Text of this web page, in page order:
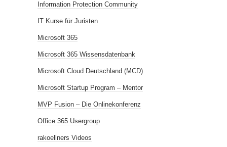
Information Protection Community
IT Kurse für Juristen
Microsoft 365
Microsoft 365 Wissensdatenbank
Microsoft Cloud Deutschland (MCD)
Microsoft Startup Program – Mentor
MVP Fusion – Die Onlinekonferenz
Office 365 Usergroup
rakoellners Videos